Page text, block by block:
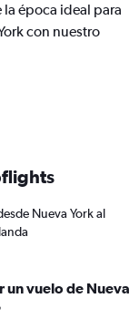
época ideal para
con nuestro
Nueva York al
un vuelo de Nueva